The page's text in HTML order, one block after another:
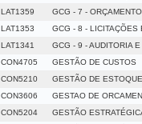
LAT1359
GCG - 7 -
LAT1353
GCG - 8 - LICITAÇÕES
LAT1341
GCG - 9 - AUDITORIA
CON4705
GESTÃO DE CUSTOS
CON5210
GESTÃO DE
CON3606
GESTAO DE
CON5204
GESTÃO